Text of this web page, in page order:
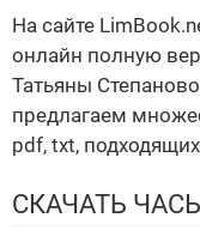
На сайте
онлайн полную
Татьяны
предлагаем
pdf, txt,
СКАЧАТЬ